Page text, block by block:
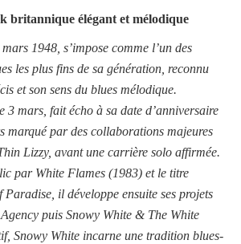
britannique élégant et mélodique
1948, s’impose comme l’un des
les plus fins de sa génération, reconnu
et son sens du blues mélodique.
3 mars, fait écho à sa date d’anniversaire
marqué par des collaborations majeures
Lizzy, avant une carrière solo affirmée.
par White Flames (1983) et le titre
il développe ensuite ses projets
Agency puis Snowy White & The White
Snowy White incarne une tradition blues-